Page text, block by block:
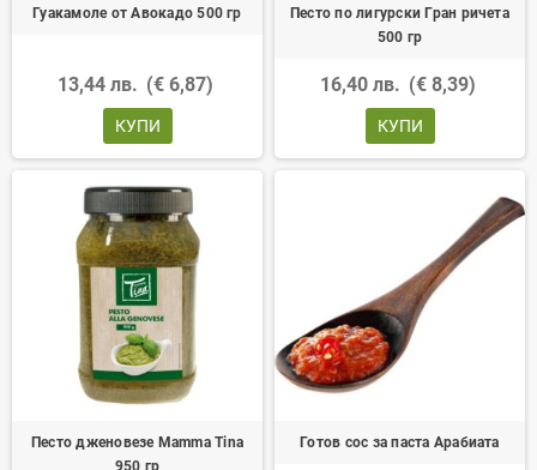
Гуакамоле от Авокадо 500 гр
13,44 лв. (€ 6,87)
КУПИ
Песто по лигурски Гран ричета
500 гр
16,40 лв. (€ 8,39)
КУПИ
Песто дженовезе Mamma Tina
950 гр
Готов сос за паста Арабиата